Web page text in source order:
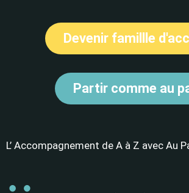
Devenir famillle
Partir comme au
L’ Accompagnement de A à Z avec Au